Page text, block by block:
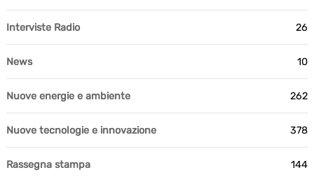
Interviste Radio 26
News 10
Nuove energie e ambiente 262
Nuove tecnologie e innovazione 378
Rassegna stampa 144